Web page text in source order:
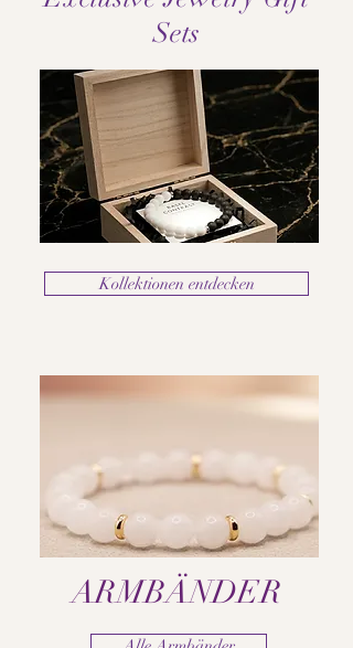
Sets
Kollektionen entdecken
ARMBÄNDER